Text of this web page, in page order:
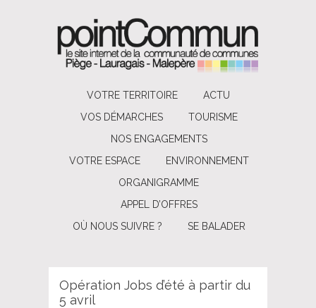
VOTRE TERRITOIRE
ACTU
VOS DÉMARCHES
TOURISME
NOS ENGAGEMENTS
VOTRE ESPACE
ENVIRONNEMENT
ORGANIGRAMME
APPEL D’OFFRES
OÙ NOUS SUIVRE ?
SE BALADER
Opération Jobs d’été à partir du
5 avril